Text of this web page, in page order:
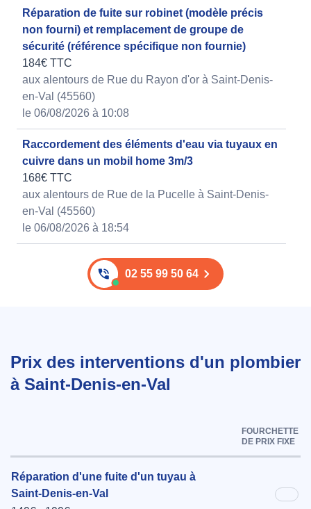
Réparation de fuite sur robinet (modèle précis
non fourni) et remplacement de groupe de
sécurité (référence spécifique non fournie)
184€ TTC
aux alentours de Rue du Rayon d'or à Saint-Denis-
en-Val (45560)
le 06/08/2026 à 10:08
Raccordement des éléments d'eau via tuyaux en
cuivre dans un mobil home 3m/3
168€ TTC
aux alentours de Rue de la Pucelle à Saint-Denis-
en-Val (45560)
le 06/08/2026 à 18:54
02 55 99 50 64
Prix des interventions d'un plombier
à Saint-Denis-en-Val
FOURCHETTE
DE PRIX FIXE
Réparation d'une fuite d'un tuyau à
Saint-Denis-en-Val